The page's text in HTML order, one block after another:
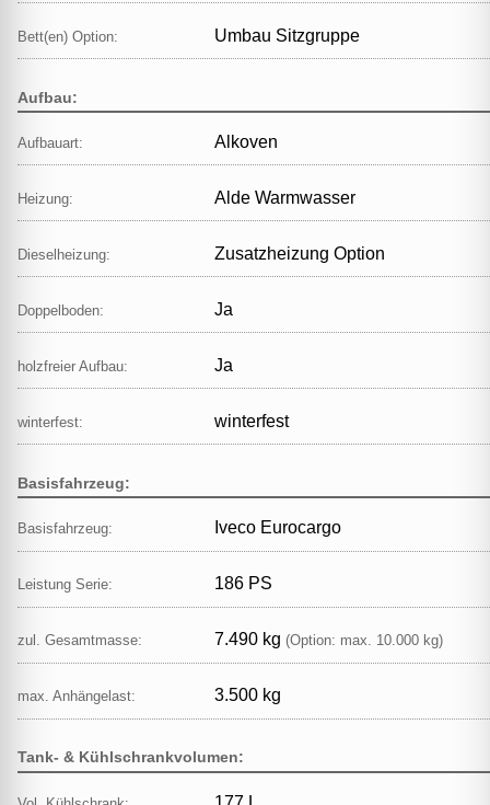
Bett(en) Option: Umbau Sitzgruppe
Aufbau:
Aufbauart: Alkoven
Heizung: Alde Warmwasser
Dieselheizung: Zusatzheizung Option
Doppelboden: Ja
holzfreier Aufbau: Ja
winterfest: winterfest
Basisfahrzeug:
Basisfahrzeug: Iveco Eurocargo
Leistung Serie: 186 PS
zul. Gesamtmasse: 7.490 kg (Option: max. 10.000 kg)
max. Anhängelast: 3.500 kg
Tank- & Kühlschrankvolumen: